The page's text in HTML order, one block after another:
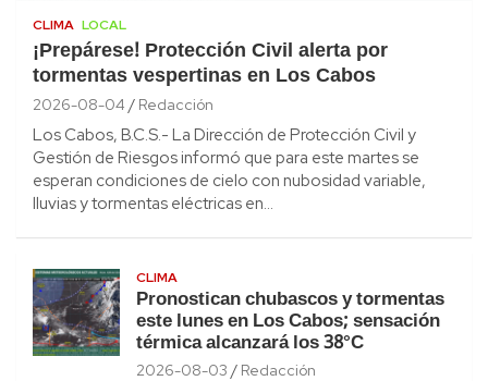
CLIMA LOCAL
¡Prepárese! Protección Civil alerta por
tormentas vespertinas en Los Cabos
2026-08-04 Redacción
Los Cabos, B.C.S.- La Dirección de Protección Civil y
Gestión de Riesgos informó que para este martes se
esperan condiciones de cielo con nubosidad variable,
lluvias y tormentas eléctricas en…
CLIMA
Pronostican chubascos y tormentas
este lunes en Los Cabos; sensación
térmica alcanzará los 38°C
2026-08-03 Redacción